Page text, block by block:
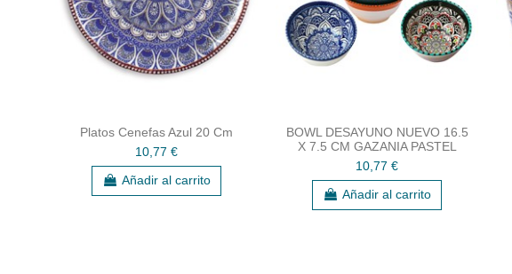
Platos Cenefas Azul 20 Cm
10,77 €
Añadir al carrito
BOWL DESAYUNO NUEVO 16.5
X 7.5 CM GAZANIA PASTEL
10,77 €
Añadir al carrito